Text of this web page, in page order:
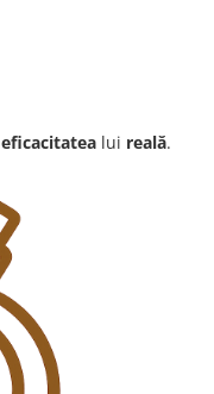
eficacitatea lui reală.